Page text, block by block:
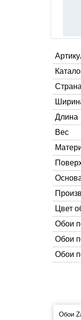
Длина
Вес
Цвет
Обои
Обои
Обои
Обои